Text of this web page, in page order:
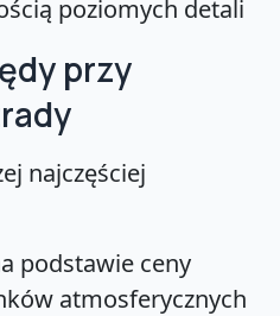
poziomych detali
przy
najczęściej
podstawie ceny
atmosferycznych